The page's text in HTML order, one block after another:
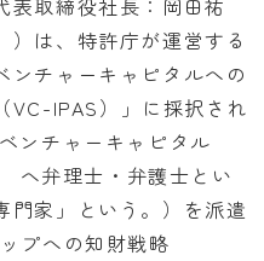
表取締役社長：岡田祐
）は、特許庁が運営する
ンチャーキャピタルへの
VC-IPAS）」に採択され
ンチャーキャピタル
へ弁理士・弁護士とい
門家」という。）を派遣
プへの知財戦略